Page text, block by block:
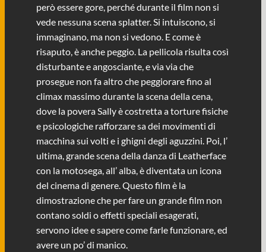
però essere gore, perché durante il film non si
vede nessuna scena splatter. Si intuiscono, si
immaginano, ma non si vedono. E come è
risaputo, è anche peggio. La pellicola risulta così
disturbante e angosciante, e via via che
prosegue non fa altro che peggiorare fino al
climax massimo durante la scena della cena,
dove la povera Sally è costretta a torture fisiche
e psicologiche rafforzare sa dei movimenti di
macchina sui volti e i ghigni degli aguzzini. Poi, l’
ultima, grande scena della danza di Leatherface
con la motosega, all’ alba, è diventata un icona
del cinema di genere. Questo film è la
dimostrazione che per fare un grande film non
contano soldi o effetti speciali esagerati,
servono idee e sapere come farle funzionare, ed
avere un po’ di manico.